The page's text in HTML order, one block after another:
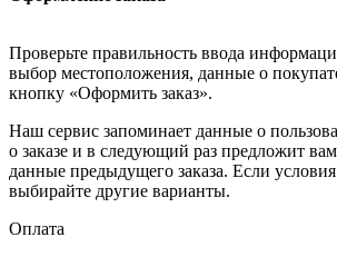
Проверьте правильность ввода
выбор местоположения, данные о
кнопку «Оформить заказ».
Наш сервис запоминает данные о
о заказе и в следующий раз предложит
данные предыдущего заказа. Если
выбирайте другие варианты.
Оплата